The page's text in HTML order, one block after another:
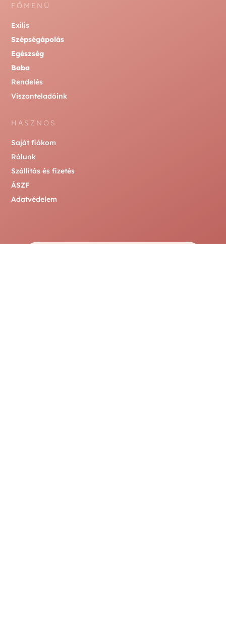
FŐMENÜ
Exilis
Szépségápolás
Egészség
Baba
Rendelés
Viszonteladóink
HASZNOS
Saját fiókom
Rólunk
Szállítás és fizetés
ÁSZF
Adatvédelem